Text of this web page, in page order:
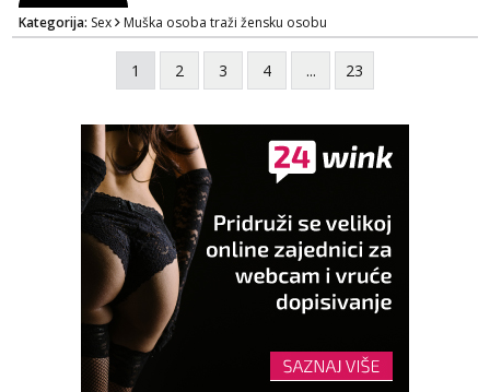
Kategorija: Sex Muška osoba traži žensku osobu
1 2 3 4 ... 23